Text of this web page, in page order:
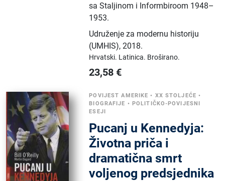
sa Staljinom i Informbiroom 1948–
1953.
Udruženje za modernu historiju
(UMHIS),2018.
Hrvatski. Latinica. Broširano.
23,58 €
POVIJEST AMERIKE • XX STOLJEĆE •
BIOGRAFIJE • POLITIČKO-POVIJESNI
ESEJI
Pucanj u Kennedyja:
Životna priča i
dramatična smrt
voljenog predsjednika